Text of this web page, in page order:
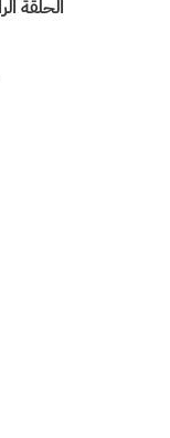
الحلقة